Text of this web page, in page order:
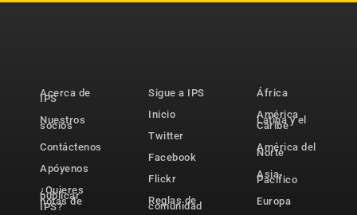
Acerca de
IPS
Nuestros
socios
Contáctenos
Apóyenos
¿Quieres
publicar
notas de
IPS?
Sigue a IPS
Inicio
Twitter
Facebook
Flickr
Reglas de
comunidad
África
América
Latina y el
Caribe
América del
Norte
Asia-
Pacífico
Europa